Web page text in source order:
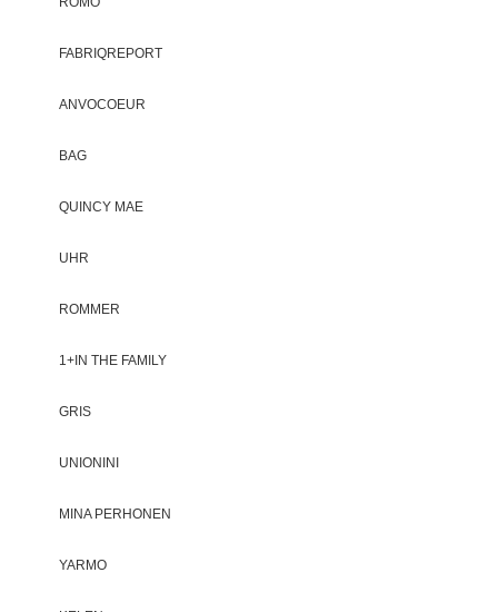
FABRIQREPORT
ANVOCOEUR
BAG
QUINCY MAE
UHR
ROMMER
1+IN THE FAMILY
GRIS
UNIONINI
MINA PERHONEN
YARMO